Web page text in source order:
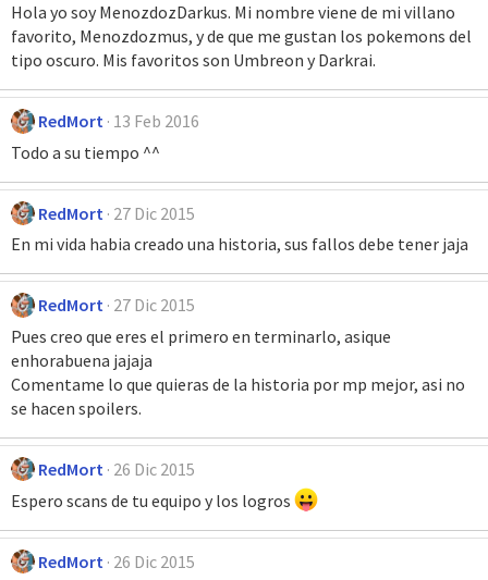
Hola yo soy MenozdozDarkus. Mi nombre viene de mi villano
favorito, Menozdozmus, y de que me gustan los pokemons del
tipo oscuro. Mis favoritos son Umbreon y Darkrai.
RedMort 13 Feb 2016
Todo a su tiempo ^^
RedMort 27 Dic 2015
En mi vida habia creado una historia, sus fallos debe tener jaja
RedMort 27 Dic 2015
Pues creo que eres el primero en terminarlo, asique
enhorabuena jajaja
Comentame lo que quieras de la historia por mp mejor, asi no
se hacen spoilers.
RedMort 26 Dic 2015
Espero scans de tu equipo y los logros
RedMort 26 Dic 2015